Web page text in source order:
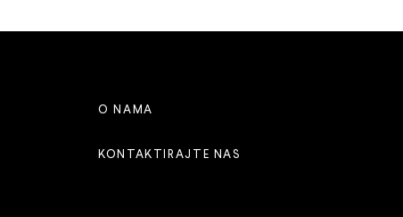
O NAMA
KONTAKTIRAJTE NAS